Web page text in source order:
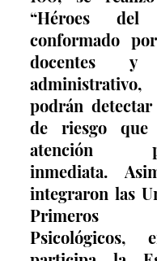
“Héroes del
conformado
docentes y
podrán detectar
de riesgo que
atención
inmediata.
integraron las
Primeros
Psicológicos,